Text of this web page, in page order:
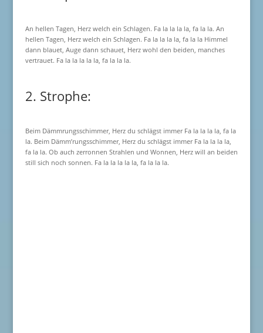
An hellen Tagen, Herz welch ein Schlagen. Fa la la la la, fa la la. An
hellen Tagen, Herz welch ein Schlagen. Fa la la la la, fa la la Himmel
dann blauet, Auge dann schauet, Herz wohl den beiden, manches
vertrauet. Fa la la la la la, fa la la la.
2. Strophe:
Beim Dämmrungsschimmer, Herz du schlägst immer Fa la la la la, fa la
la. Beim Dämm’rungsschimmer, Herz du schlägst immer Fa la la la la,
fa la la. Ob auch zerronnen Strahlen und Wonnen, Herz will an beiden
still sich noch sonnen. Fa la la la la la, fa la la la.